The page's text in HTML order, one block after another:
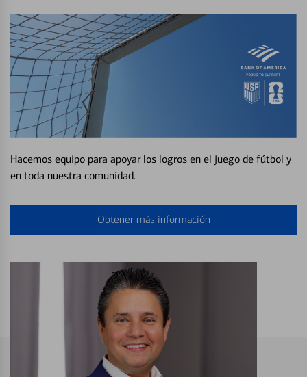
Hacemos equipo para apoyar los logros en el juego de fútbol y
en toda nuestra comunidad.
Obtener más información